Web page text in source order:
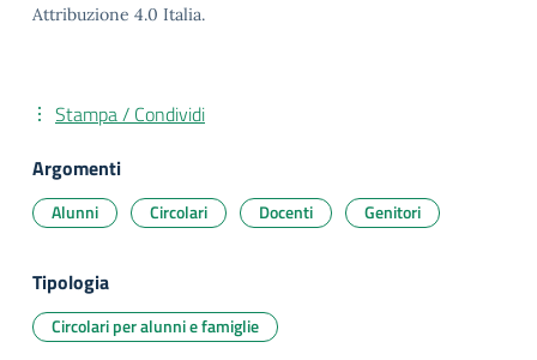
Attribuzione 4.0 Italia.
Stampa / Condividi
Argomenti
Alunni Circolari Docenti Genitori
Tipologia
Circolari per alunni e famiglie